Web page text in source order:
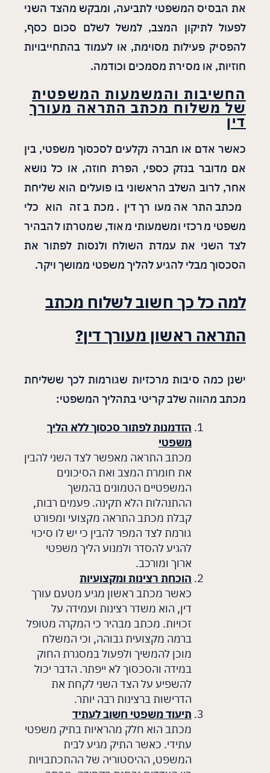
את הבסיס המשפטי לתביעה, ומבקש מהצד השני
לפעול לתיקון המצב, למשל לשלם סכום כסף,
להפסיק פעילות מסוימת, או לעמוד בהתחייבויות
חוזיות, או מסירת מסמכים וכודמה.
החשיבות והמשמעות המשפטית
של משלוח מכתב התראה מעורך
דין
כאשר אדם או חברה נקלעים לסכסוך משפטי, בין
אם מדובר בנזק כספי, הפרת חוזה, או כל נושא
אחר, לרוב השלב הראשוני בו פועלים הוא שליחת
מכתב התראה מעורך דין. מכתב זה הוא כלי
משפטי מרכזי ומשמעותי מאוד, שמטרתו להבהיר
לצד השני את עמדת השולח ולנסות לפתור את
הסכסוך מבלי להגיע להליך משפטי ממושך ויקר.
למה כל כך חשוב לשלוח מכתב
התראה ראשון מעורך דין?
ישנן כמה סיבות מרכזיות שגורמות לכך ששליחת
מכתב מהווה שלב קריטי בתהליך המשפטי:
הזדמנות לפתור סכסוך ללא הליך
משפטי
מכתב התראה מאפשר לצד השני להבין
את חומרת המצב ואת הסיכונים
המשפטיים הטמונים בהמשך
ההתנהלות הלא תקינה. פעמים רבות,
קבלת מכתב התראה מקצועי ומפורט
גורמת לצד המפר להבין כי יש לו סיכוי
להגיע להסדר ולמנוע הליך משפטי
ארוך ומורכב.
הוכחת רצינות ומקצועיות
כאשר מכתב ראשון מגיע מטעם עורך
דין, הוא משדר רצינות ועמידה על
זכויות. מכתב מבהיר כי המקרה מטופל
ברמה מקצועית גבוהה, וכי המשלח
מוכן להמשיך ולפעול במסגרת החוק
במידה והסכסוך לא ייפתר. הדבר יכול
להשפיע על הצד השני לקחת את
הדרישות ברצינות רבה יותר.
תיעוד משפטי חשוב לעתיד
מכתב הוא חלק מהראיות בתיק משפטי
עתידי. כאשר התיק מגיע לבית
המשפט, ההיסטוריה של ההתכתבויות